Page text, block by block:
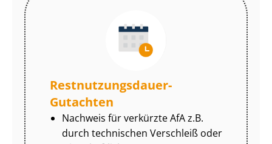
Rest­nut­zungs­dau­er-
Gutachten
Nachweis für verkürzte AfA z.B.
durch technischen Verschleiß oder